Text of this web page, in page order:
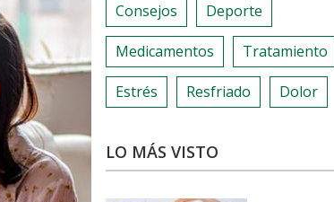
Consejos Deporte
Medicamentos Tratamiento
Estrés Resfriado Dolor
LO MÁS VISTO